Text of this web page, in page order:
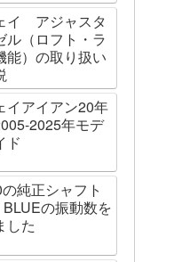
イ アジャスタ
ル（ロフト・ラ
能）の取り扱い
イアイアン20年
2025年モデ
ド
純正シャフト
BLUEの振動数を
した